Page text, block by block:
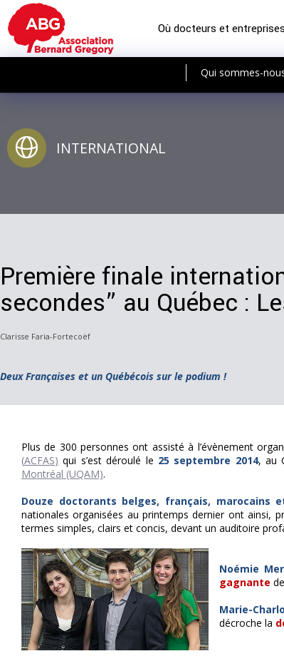
Où docteurs et
Qui sommes-
INTERNATIONAL
Première finale
secondes” au Québec :
Clarisse Faria-Fortecoëf
Deux Françaises et un Québécois sur le podium !
Plus de 300 personnes ont assisté à l’évènement
(ACFAS) qui s’est déroulé le 25 septembre 2014, au
Montréal (UQAM).
Douze doctorants belges, français, marocains
nationales organisées au printemps dernier ont ainsi,
termes simples, clairs et concis, devant un auditoire
Noémie
gagnante
Marie-
décroche la